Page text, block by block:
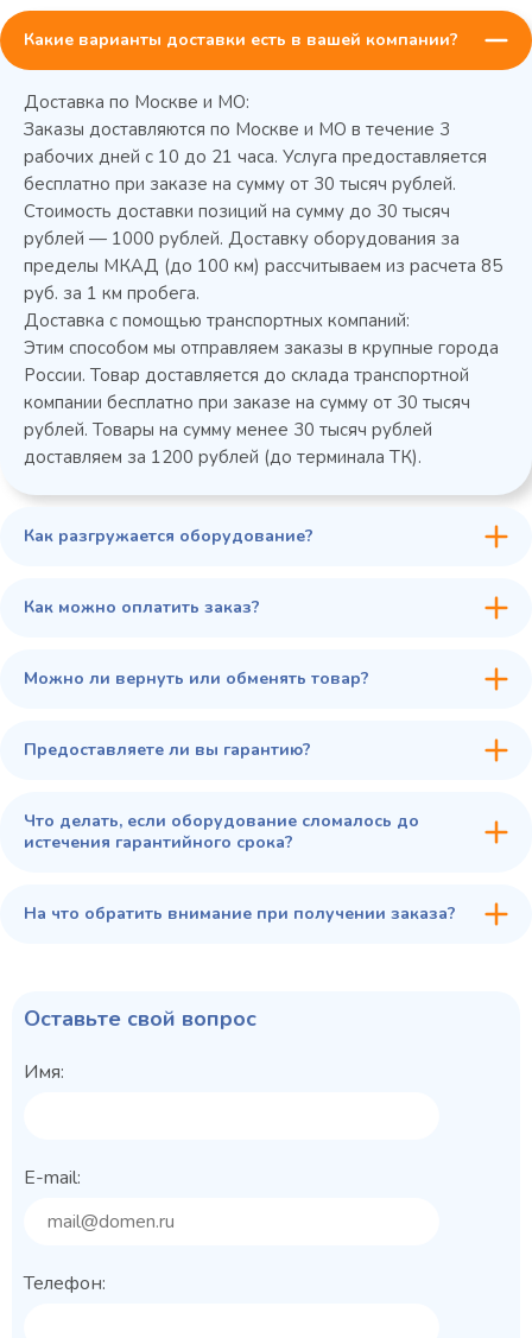
Колода разрубочная КР-5/5
45 900 ₽
Какие варианты доставки есть в вашей компании?
Доставка по Москве и МО:
Заказы доставляются по Москве и МО в течение 3
рабочих дней с 10 до 21 часа. Услуга предоставляется
бесплатно при заказе на сумму от 30 тысяч рублей.
Стоимость доставки позиций на сумму до 30 тысяч
рублей — 1000 рублей. Доставку оборудования за
пределы МКАД (до 100 км) рассчитываем из расчета 85
руб. за 1 км пробега.
Доставка с помощью транспортных компаний:
Этим способом мы отправляем заказы в крупные города
России. Товар доставляется до склада транспортной
компании бесплатно при заказе на сумму от 30 тысяч
рублей. Товары на сумму менее 30 тысяч рублей
доставляем за 1200 рублей (до терминала ТК).
Как разгружается оборудование?
Как можно оплатить заказ?
Можно ли вернуть или обменять товар?
Предоставляете ли вы гарантию?
Что делать, если оборудование сломалось до
истечения гарантийного срока?
На что обратить внимание при получении заказа?
Оставьте свой вопрос
Имя:
E-mail:
Телефон: